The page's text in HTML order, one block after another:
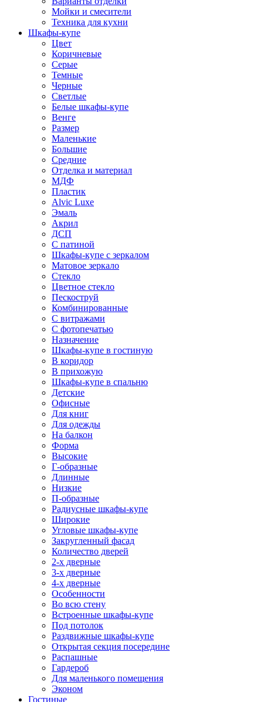
Мойки и смесители
Техника для кухни
Шкафы-купе
Цвет
Коричневые
Серые
Темные
Черные
Светлые
Белые шкафы-купе
Венге
Размер
Маленькие
Большие
Средние
Отделка и материал
МДФ
Пластик
Alvic Luxe
Эмаль
Акрил
ДСП
С патиной
Шкафы-купе с зеркалом
Матовое зеркало
Стекло
Цветное стекло
Пескоструй
Комбинированные
С витражами
С фотопечатью
Назначение
Шкафы-купе в гостиную
В коридор
В прихожую
Шкафы-купе в спальню
Детские
Офисные
Для книг
Для одежды
На балкон
Форма
Высокие
Г-образные
Длинные
Низкие
П-образные
Радиусные шкафы-купе
Широкие
Угловые шкафы-купе
Закругленный фасад
Количество дверей
2-х дверные
3-х дверные
4-х дверные
Особенности
Во всю стену
Встроенные шкафы-купе
Под потолок
Раздвижные шкафы-купе
Открытая секция посередине
Распашные
Гардероб
Для маленького помещения
Эконом
Гостиные